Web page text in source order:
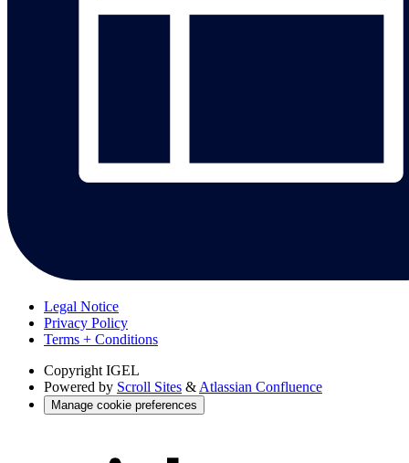
Legal Notice
Privacy Policy
Terms + Conditions
Copyright IGEL
Powered by Scroll Sites & Atlassian Confluence
Manage cookie preferences